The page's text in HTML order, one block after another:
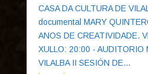
CASA DA CULTURA DE
documental MARY
ANOS DE CREATIVIDADE.
XULLO: 20:00 - AUDITORIO
VILALBA II SESIÓN DE...